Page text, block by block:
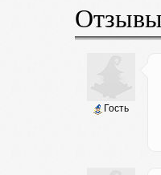
Гость